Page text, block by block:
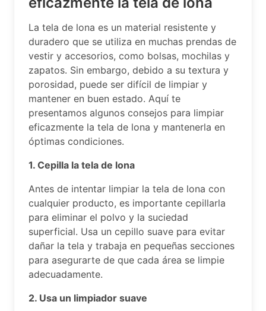
La tela de lona es un material resistente y
duradero que se utiliza en muchas prendas de
vestir y accesorios, como bolsas, mochilas y
zapatos. Sin embargo, debido a su textura y
porosidad, puede ser difícil de limpiar y
mantener en buen estado. Aquí te
presentamos algunos consejos para limpiar
eficazmente la tela de lona y mantenerla en
óptimas condiciones.
1. Cepilla la tela de lona
Antes de intentar limpiar la tela de lona con
cualquier producto, es importante cepillarla
para eliminar el polvo y la suciedad
superficial. Usa un cepillo suave para evitar
dañar la tela y trabaja en pequeñas secciones
para asegurarte de que cada área se limpie
adecuadamente.
2. Usa un limpiador suave